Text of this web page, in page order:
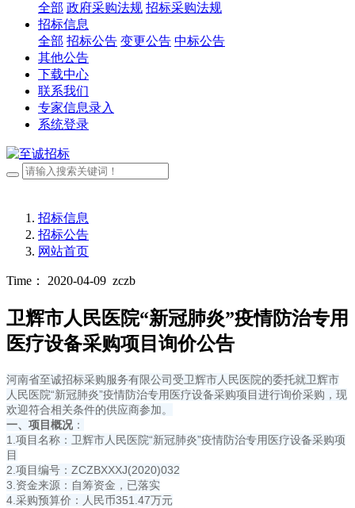
全部 政府采购法规 招标采购法规
招标信息
全部 招标公告 变更公告 中标公告
其他公告
下载中心
联系我们
专家信息录入
系统登录
招标信息
招标公告
网站首页
Time： 2020-04-09 zczb
卫辉市人民医院“新冠肺炎”疫情防治专用
医疗设备采购项目询价公告
河南省至诚招标采购服务有限公司受卫辉市人民医院的委托就卫辉市
人民医院“新冠肺炎”疫情防治专用医疗设备采购项目进行询价采购，现
欢迎符合相关条件的供应商参加。
一、项目概况 ：
1.项目名称：卫辉市人民医院“新冠肺炎”疫情防治专用医疗设备采购项
目
2.项目编号：ZCZBXXXJ(2020)032
3.资金来源：自筹资金，已落实
4.采购预算价：人民币351.47万元